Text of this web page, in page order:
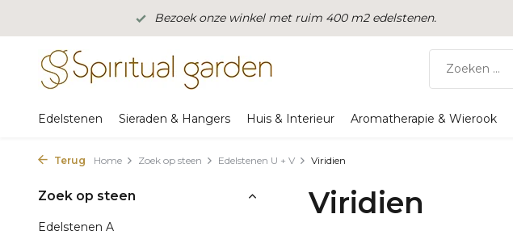
Bezoek onze winkel met ruim 400 m2 edelstenen.
Edelstenen Sieraden & Hangers Huis & Interieur Aromatherapie & Wierook
Terug Home Zoek op steen Edelstenen U + V Viridien
Zoek op steen
Edelstenen A
Viridien